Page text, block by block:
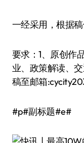
一经采用，根据稿
要求：1、原创作
业、政策解读、
稿至邮箱
#p#副标题#e#